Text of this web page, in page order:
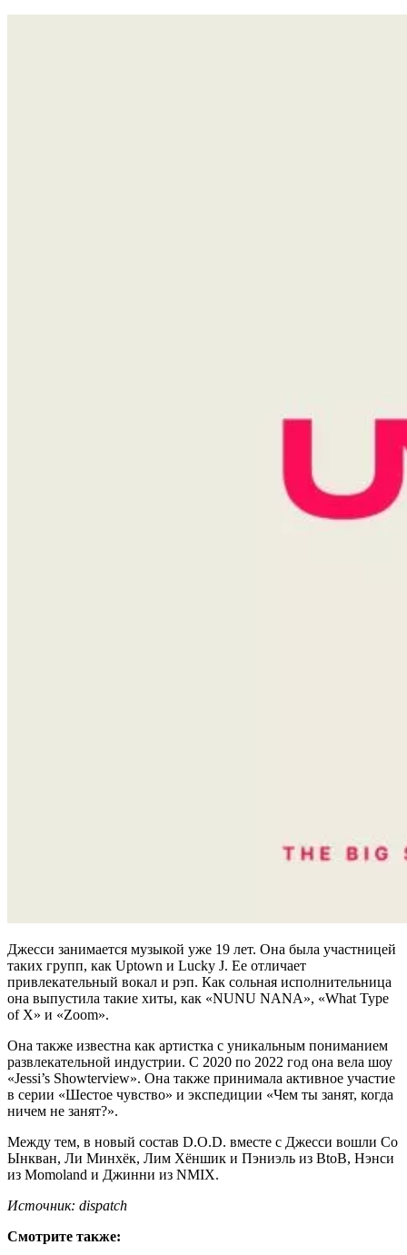
Джесси занимается музыкой уже 19 лет. Она была участницей
таких групп, как Uptown и Lucky J. Ее отличает
привлекательный вокал и рэп. Как сольная исполнительница
она выпустила такие хиты, как «NUNU NANA», «What Type
of X» и «Zoom».
Она также известна как артистка с уникальным пониманием
развлекательной индустрии. С 2020 по 2022 год она вела шоу
«Jessi’s Showterview». Она также принимала активное участие
в серии «Шестое чувство» и экспедиции «Чем ты занят, когда
ничем не занят?».
Между тем, в новый состав D.O.D. вместе с Джесси вошли Со
Ынкван, Ли Минхёк, Лим Хёншик и Пэниэль из BtoB, Нэнси
из Momoland и Джинни из NMIX.
Источник: dispatch
Смотрите также: